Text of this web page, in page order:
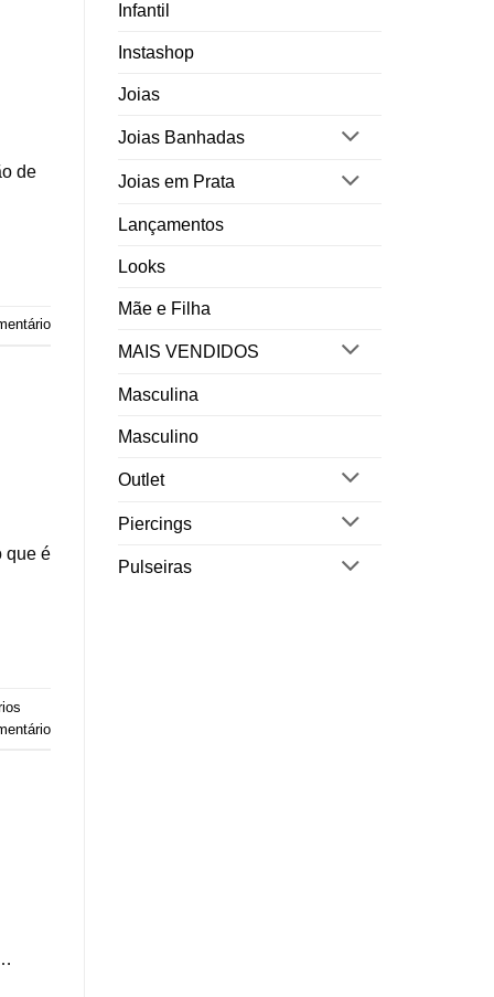
de
que é
Infantil
Instashop
Joias
Joias Banhadas
Joias em Prata
Lançamentos
Looks
Mãe e Filha
MAIS VENDIDOS
Masculina
Masculino
Outlet
Piercings
Pulseiras